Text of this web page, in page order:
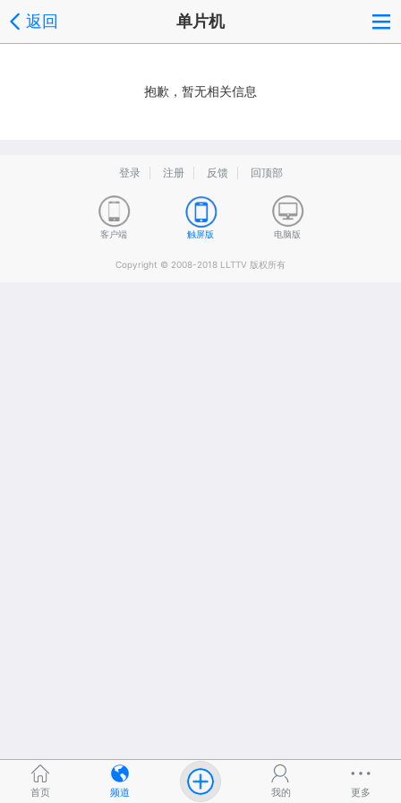
返回 单片机
抱歉，暂无相关信息
登录 注册 反馈 回顶部
客户端 触屏版 电脑版
Copyright © 2008-2018 LLTTV 版权所有
首页 频道 我的 更多